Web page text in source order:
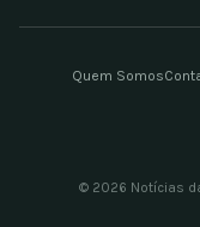
Quem Somos
© 2026 Notícias